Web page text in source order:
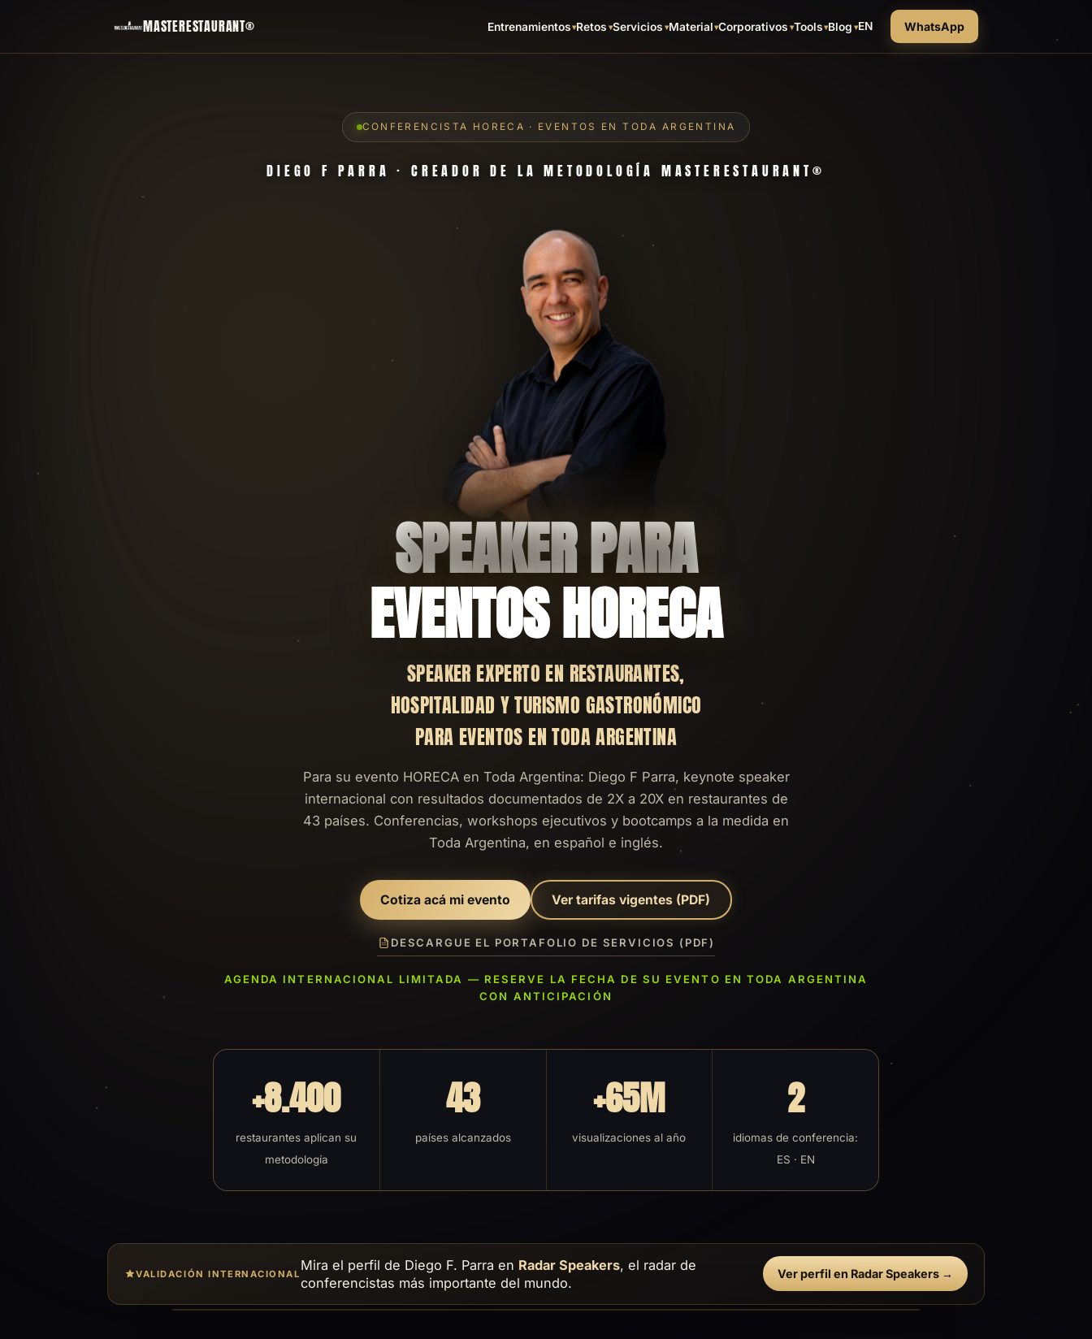
MASTERESTAURANT® Entrenamientos Retos Servicios Material Corporativos Tools Blog EN WhatsApp
CONFERENCISTA HORECA · EVENTOS EN TODA ARGENTINA
DIEGO F PARRA · CREADOR DE LA METODOLOGÍA MASTERESTAURANT®
SPEAKER PARA
EVENTOS HORECA
SPEAKER EXPERTO EN RESTAURANTES,
HOSPITALIDAD Y TURISMO GASTRONÓMICO
PARA EVENTOS EN TODA ARGENTINA
Para su evento HORECA en Toda Argentina: Diego F Parra, keynote speaker
internacional con resultados documentados de 2X a 20X en restaurantes de
43 países. Conferencias, workshops ejecutivos y bootcamps a la medida en
Toda Argentina, en español e inglés.
Cotiza acá mi evento Ver tarifas vigentes (PDF)
DESCARGUE EL PORTAFOLIO DE SERVICIOS (PDF)
AGENDA INTERNACIONAL LIMITADA — RESERVE LA FECHA DE SU EVENTO EN TODA ARGENTINA
CON ANTICIPACIÓN
+8.400
restaurantes aplican su
metodología
43
países alcanzados
+65M
visualizaciones al año
2
idiomas de conferencia:
ES · EN
VALIDACIÓN INTERNACIONAL
Mira el perfil de Diego F. Parra en Radar Speakers, el radar de
conferencistas más importante del mundo.
Ver perfil en Radar Speakers →